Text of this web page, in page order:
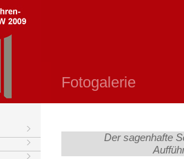
Fotogalerie
Der sagenhafte